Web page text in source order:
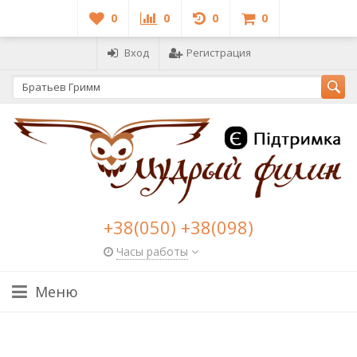
0 0 0 0
Вход Регистрация
+38(050) +38(098)
Часы работы
Меню